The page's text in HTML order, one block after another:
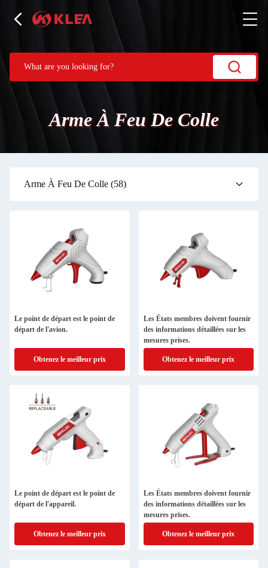
Arme À Feu De Colle
Arme À Feu De Colle (58)
Le point de départ est le point de
départ de l'avion.
Obtenez le meilleur prix
Les États membres doivent fournir
des informations détaillées sur les
mesures prises.
Obtenez le meilleur prix
Le point de départ est le point de
départ de l'appareil.
Obtenez le meilleur prix
Les États membres doivent fournir
des informations détaillées sur les
mesures prises.
Obtenez le meilleur prix